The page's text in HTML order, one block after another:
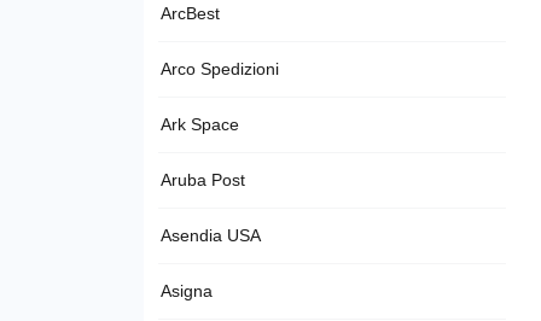
ArcBest
Arco Spedizioni
Ark Space
Aruba Post
Asendia USA
Asigna